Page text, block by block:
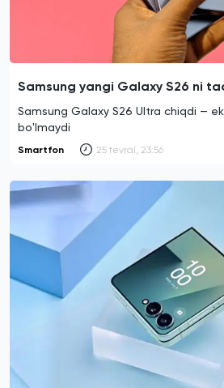
Samsung yangi Galaxy S26 ni
Samsung Galaxy S26 Ultra chiqdi —
bo'lmaydi
Smartfon 25 fevral, 23:56